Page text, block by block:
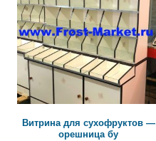
Витрина для сухофруктов —
орешница бу